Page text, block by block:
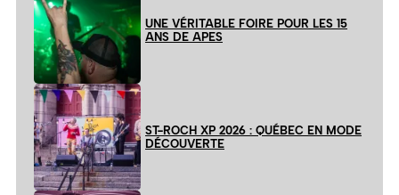
UNE VÉRITABLE FOIRE POUR LES 15
ANS DE APES
ST-ROCH XP 2026 : QUÉBEC EN MODE
DÉCOUVERTE